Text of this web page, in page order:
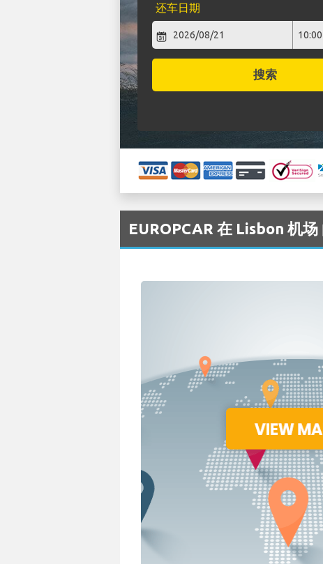
还车日期
搜索
EUROPCAR 在 Lisbon 机